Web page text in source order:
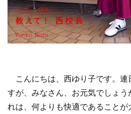
こんにちは、西ゆり子です。連
すが、みなさん、お元気でしょ
れは、何よりも快適であること